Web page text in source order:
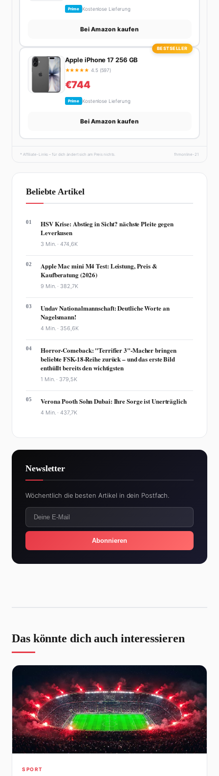
Prime Kostenlose Lieferung
Bei Amazon kaufen
BESTSELLER
Apple iPhone 17 256 GB
★★★★★ 4.5 (597)
€744
Prime Kostenlose Lieferung
Bei Amazon kaufen
* Affiliate-Links – für dich ändert sich am Preis nichts. fhmonline-21
Beliebte Artikel
01
HSV Krise: Abstieg in Sicht? nächste Pleite gegen
Leverkusen
3 Min. ·474,6K
02
Apple Mac mini M4 Test: Leistung, Preis &
Kaufberatung (2026)
9 Min. · 382,7K
03
Undav Nationalmannschaft: Deutliche Worte an
Nagelsmann!
4 Min. · 356,6K
04
Horror-Comeback: "Terrifier 3"-Macher bringen
beliebte FSK-18-Reihe zurück – und das erste Bild
enthüllt bereits den wichtigsten
1 Min. · 379,5K
05 Verona Pooth Sohn Dubai: Ihre Sorge ist Unerträglich
4 Min. ·437,7K
Newsletter
Wöchentlich die besten Artikel in dein Postfach.
Abonnieren
Das könnte dich auch interessieren
SPORT